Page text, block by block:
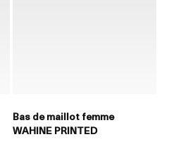
Bas de maillot femme
WAHINE PRINTED